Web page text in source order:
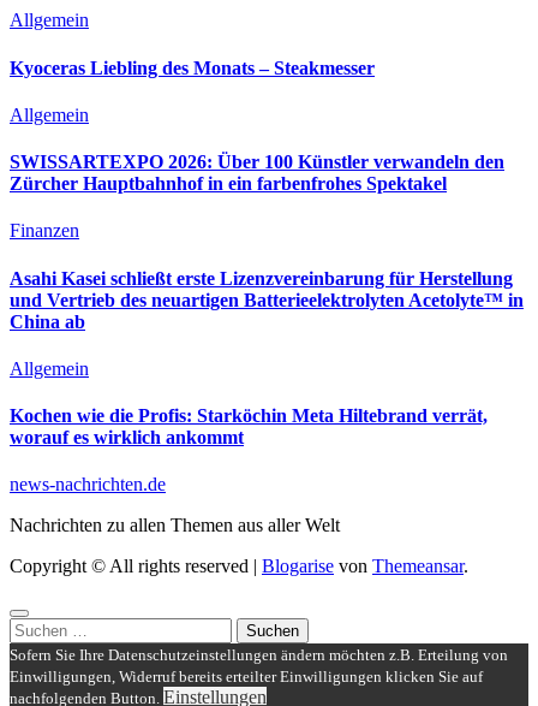
Allgemein
Kyoceras Liebling des Monats – Steakmesser
Allgemein
SWISSARTEXPO 2026: Über 100 Künstler verwandeln den
Zürcher Hauptbahnhof in ein farbenfrohes Spektakel
Finanzen
Asahi Kasei schließt erste Lizenzvereinbarung für Herstellung
und Vertrieb des neuartigen Batterieelektrolyten Acetolyte™ in
China ab
Allgemein
Kochen wie die Profis: Starköchin Meta Hiltebrand verrät,
worauf es wirklich ankommt
news-nachrichten.de
Nachrichten zu allen Themen aus aller Welt
Copyright © All rights reserved
Blogarise von Themeansar.
Suchen
nach:
Sofern Sie Ihre Datenschutzeinstellungen ändern möchten z.B. Erteilung von
Einwilligungen, Widerruf bereits erteilter Einwilligungen klicken Sie auf
nachfolgenden Button. Einstellungen